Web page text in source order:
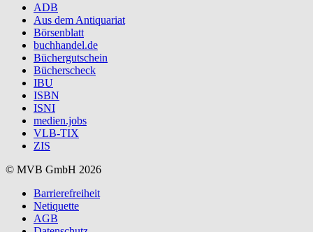
ADB
Aus dem Antiquariat
Börsenblatt
buchhandel.de
Büchergutschein
Bücherscheck
IBU
ISBN
ISNI
medien.jobs
VLB-TIX
ZIS
© MVB GmbH 2026
Barrierefreiheit
Netiquette
AGB